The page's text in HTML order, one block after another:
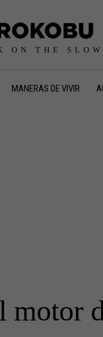
ON THE
MANERAS DE VIVIR
motor